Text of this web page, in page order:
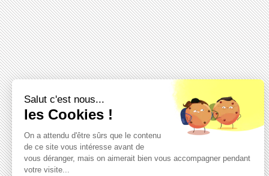
Salut c'est nous...
les Cookies !
On a attendu d'être sûrs que le contenu
de ce site vous intéresse avant de
vous déranger, mais on aimerait bien vous accompagner pendant
votre visite...